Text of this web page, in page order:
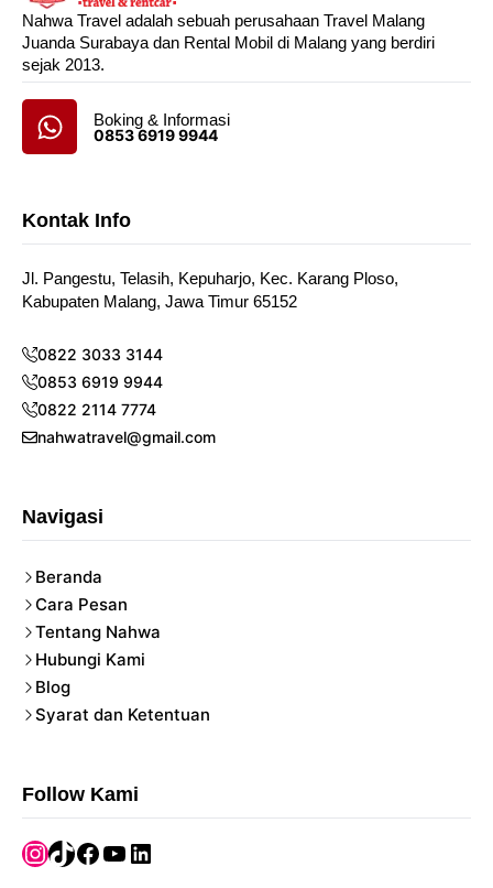
Nahwa Travel adalah sebuah perusahaan Travel Malang
Juanda Surabaya dan Rental Mobil di Malang yang berdiri
sejak 2013.
Boking & Informasi
0853 6919 9944
Kontak Info
Jl. Pangestu, Telasih, Kepuharjo, Kec. Karang Ploso,
Kabupaten Malang, Jawa Timur 65152
0822 3033 3144
0853 6919 9944
0822 2114 7774
nahwatravel@gmail.com
Navigasi
Beranda
Cara Pesan
Tentang Nahwa
Hubungi Kami
Blog
Syarat dan Ketentuan
Follow Kami
Instagram
TikTok
Facebook
YouTube
LinkedIn